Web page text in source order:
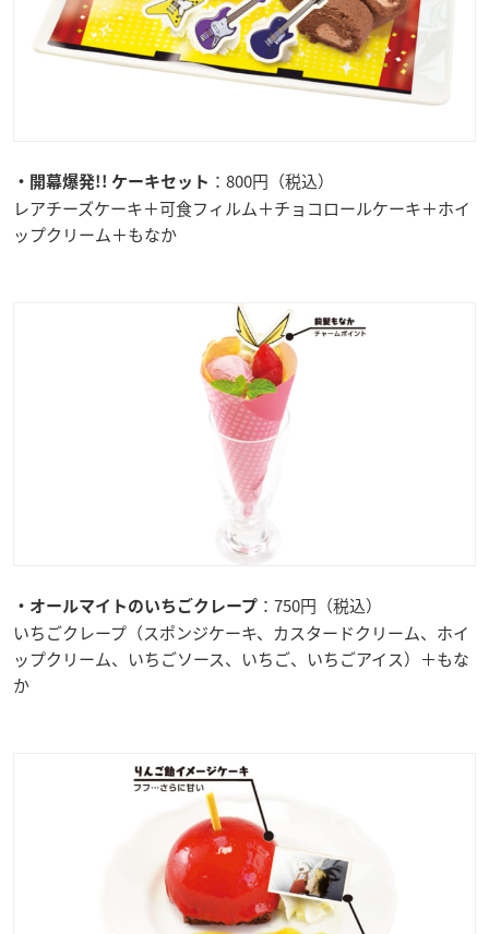
・開幕爆発!! ケーキセット ：800円（税込）
レアチーズケーキ＋可食フィルム＋チョコロールケーキ＋ホイ
ップクリーム＋もなか
・オールマイトのいちごクレープ ：750円（税込）
いちごクレープ（スポンジケーキ、カスタードクリーム、ホイ
ップクリーム、いちごソース、いちご、いちごアイス）＋もな
か